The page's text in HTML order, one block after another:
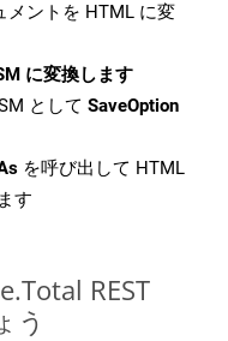
メントを HTML に変
に変換します
として SaveOption
を呼び出して HTML
す
REST
う